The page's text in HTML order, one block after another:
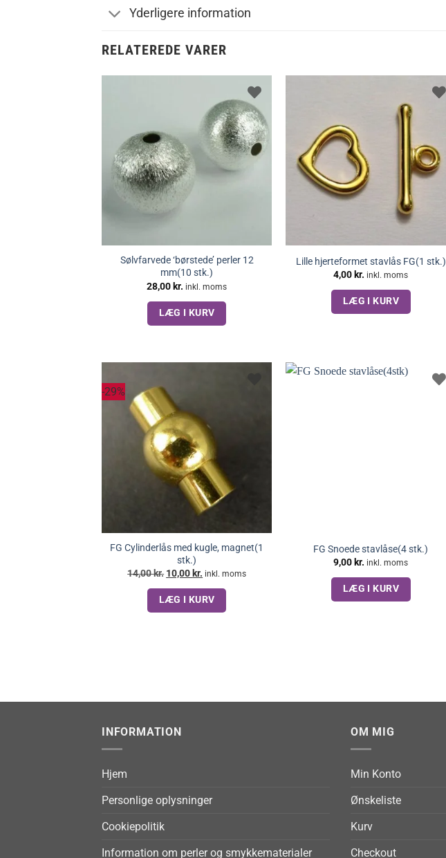
Yderligere information
RELATEREDE VARER
Sølvfarvede ‘børstede’ perler 12
mm(10 stk.)
28,00 kr. inkl. moms
LÆG I KURV
Lille hjerteformet stavlås FG(1 stk.)
4,00kr. inkl. moms
LÆG I KURV
-29%
FG Cylinderlås med kugle, magnet(1
stk.)
14,00kr. Den
var:
14,00 kr..
10,00kr. Den
er:
10,00 kr..
inkl. moms
LÆG I KURV
FG Snoede stavlåse(4 stk.)
9,00 kr. inkl. moms
LÆG I KURV
INFORMATION
Hjem
Personlige oplysninger
Cookiepolitik
Information om perler og smykkematerialer
OM MIG
Min Konto
Ønskeliste
Kurv
Checkout